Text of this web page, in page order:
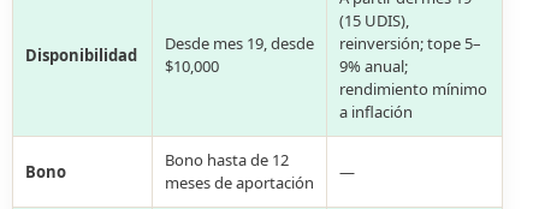
Disponibilidad
Desde mes 19, desde
$10,000
(15 UDIS),
reinversión; tope 5–
9% anual;
rendimiento mínimo
a inflación
Bono
Bono hasta de 12
meses de aportación
—